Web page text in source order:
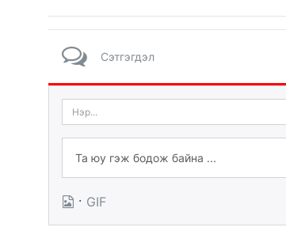
Сэтгэгдэл
· GIF